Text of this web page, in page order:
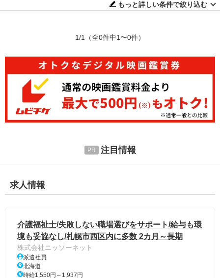
もっと詳しい条件で絞り込む
1/1 （全0件中1〜0件）
注目情報
求人情報
介護福祉士/失敗しない職場選びをサポート/給与も環
境も妥協なし/札幌市西区内に多数 2カ月～長期
株式会社ニッソーネット
派遣社員
北海道
時給1,550円～1,937円